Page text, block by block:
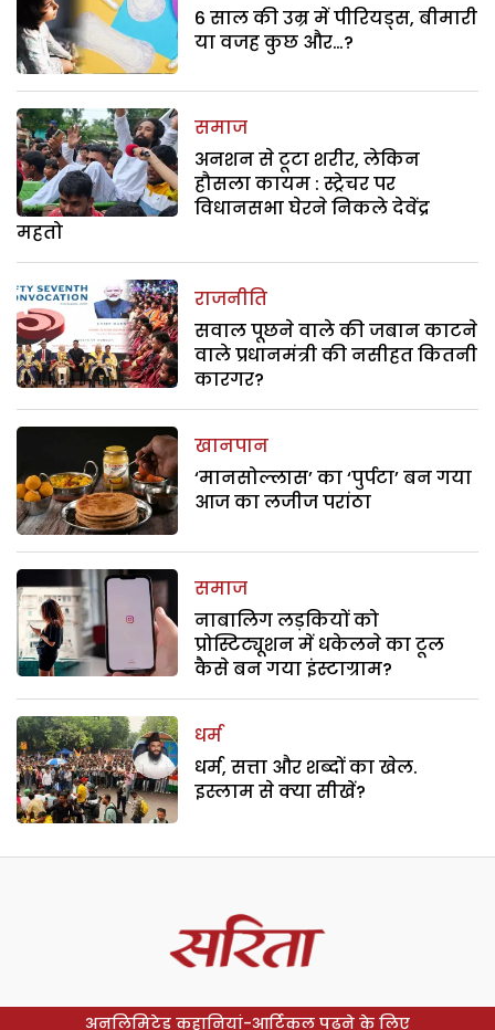
6 साल की उम्र में पीरियड्स, बीमारी
या वजह कुछ और…?
समाज
अनशन से टूटा शरीर, लेकिन
हौसला कायम : स्ट्रेचर पर
विधानसभा घेरने निकले देवेंद्र
महतो
राजनीति
सवाल पूछने वाले की जबान काटने
वाले प्रधानमंत्री की नसीहत कितनी
कारगर?
खानपान
‘मानसोल्लास’ का ‘पुर्पटा’ बन गया
आज का लजीज परांठा
समाज
नाबालिग लड़कियों को
प्रोस्टिट्यूशन में धकेलने का टूल
कैसे बन गया इंस्टाग्राम?
धर्म
धर्म, सत्ता और शब्दों का खेल.
इस्लाम से क्या सीखें?
अनलिमिटेड कहानियां-आर्टिकल पढ़ने के लिए